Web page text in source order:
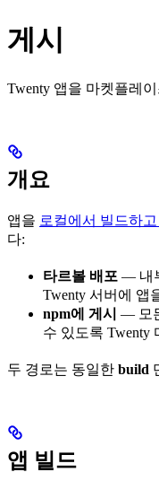
게시
Twenty 앱을 마켓플레
개요
앱을 로컬에서 빌드하
다:
타르볼 배포 — 내
Twenty 서버에 앱
npm에 게시 — 모
수 있도록 Twenty
두 경로는 동일한 build
앱 빌드